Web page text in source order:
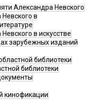
Александра Невского
в
в искусстве
зарубежных изданий
библиотеки
библиотеки
кинофикации